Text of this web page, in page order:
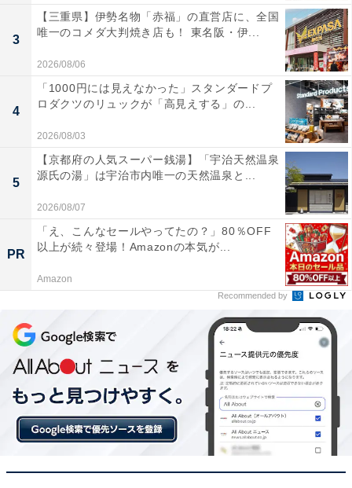
3
【三重県】伊勢名物「赤福」の直営店に、全国
唯一のコメダ大判焼き店も！ 東名阪・伊...
2026/08/06
4
「1000円には見えなかった」スタンダードプ
ロダクツのリュックが「高見えする」の...
2026/08/03
5
【京都府の人気スーパー銭湯】「宇治天然温泉
源氏の湯」は宇治市内唯一の天然温泉と...
2026/08/07
PR
「え、こんなセールやってたの？」80％OFF
以上が続々登場！Amazonの本気が...
Amazon
Recommended by